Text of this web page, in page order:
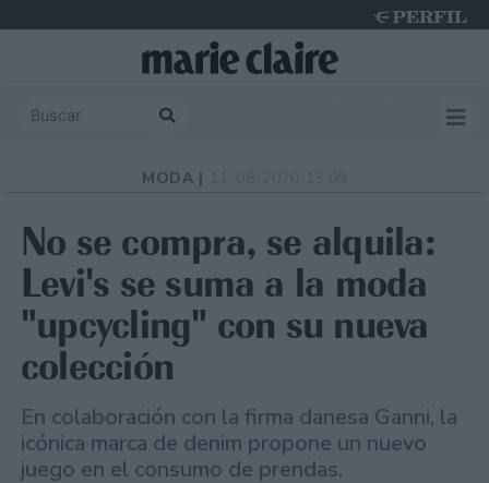
MODA |
No se compra, se alquila:
Levi's se suma a la moda
"upcycling" con su nueva
colección
En colaboración con la firma danesa Ganni, la
icónica marca de denim propone un nuevo
juego en el consumo de prendas.